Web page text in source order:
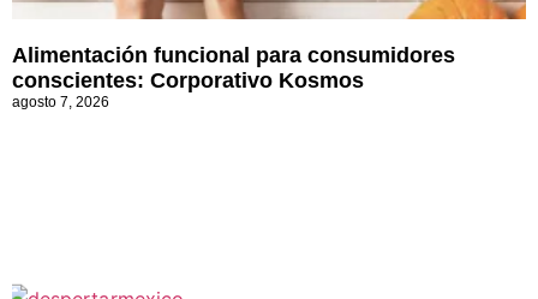
Alimentación funcional para consumidores
conscientes: Corporativo Kosmos
agosto 7, 2026